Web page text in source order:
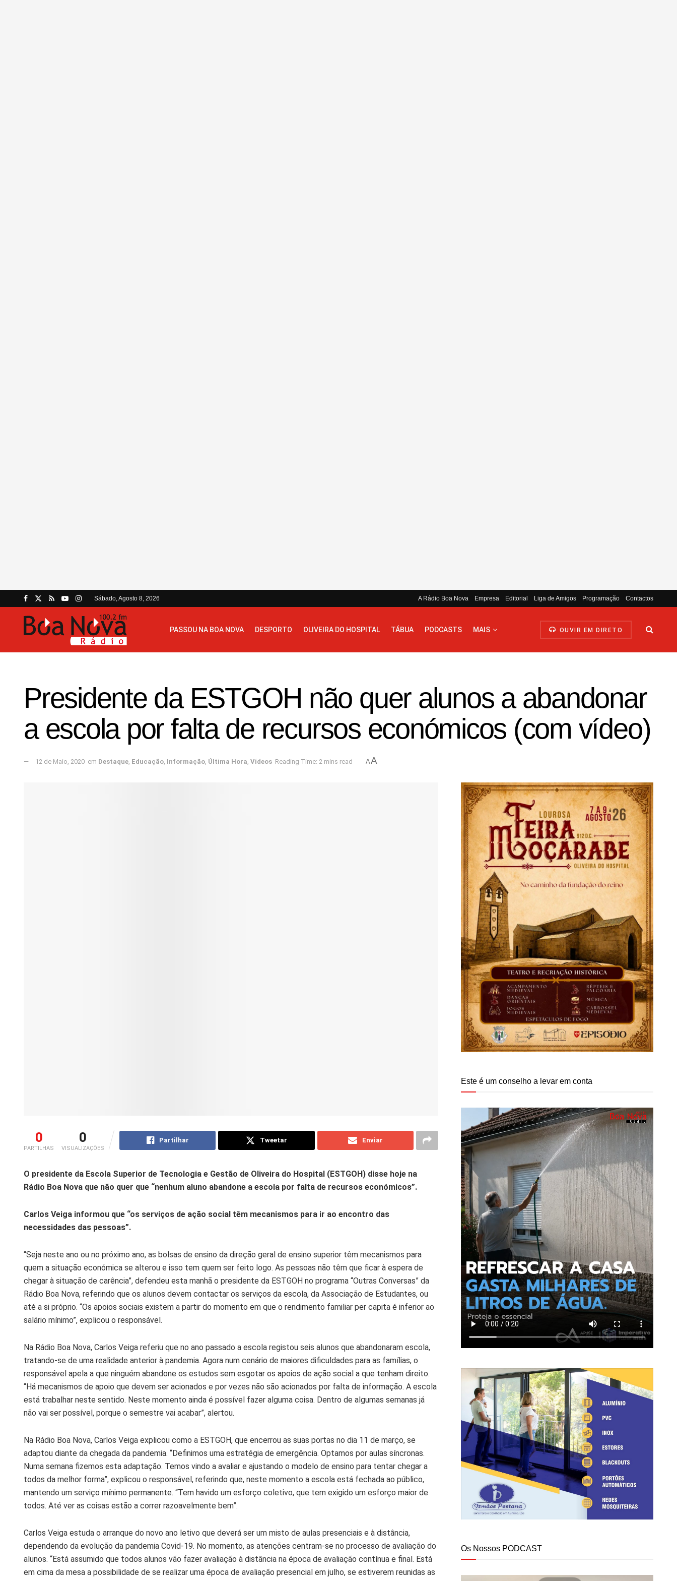
Sábado, Agosto 8, 2026 A Rádio Boa Nova Empresa Editorial Liga de Amigos Programação Contactos
PASSOU NA BOA NOVA DESPORTO OLIVEIRA DO HOSPITAL TÁBUA PODCASTS MAIS OUVIR EM DIRETO
Presidente da ESTGOH não quer alunos a abandonar
a escola por falta de recursos económicos (com vídeo)
12 de Maio, 2020 em Destaque, Educação, Informação, Última Hora, Vídeos Reading Time: 2 mins read AA
0
PARTILHAS
0
VISUALIZAÇÕES
Partilhar Tweetar Enviar
O presidente da Escola Superior de Tecnologia e Gestão de Oliveira do Hospital (ESTGOH) disse hoje na
Rádio Boa Nova que não quer que “nenhum aluno abandone a escola por falta de recursos económicos”.
Carlos Veiga informou que “os serviços de ação social têm mecanismos para ir ao encontro das
necessidades das pessoas”.
“Seja neste ano ou no próximo ano, as bolsas de ensino da direção geral de ensino superior têm mecanismos para
quem a situação económica se alterou e isso tem quem ser feito logo. As pessoas não têm que ficar à espera de
chegar à situação de carência”, defendeu esta manhã o presidente da ESTGOH no programa “Outras Conversas” da
Rádio Boa Nova, referindo que os alunos devem contactar os serviços da escola, da Associação de Estudantes, ou
até a si próprio. “Os apoios sociais existem a partir do momento em que o rendimento familiar per capita é inferior ao
salário mínimo”, explicou o responsável.
Na Rádio Boa Nova, Carlos Veiga referiu que no ano passado a escola registou seis alunos que abandonaram escola,
tratando-se de uma realidade anterior à pandemia. Agora num cenário de maiores dificuldades para as famílias, o
responsável apela a que ninguém abandone os estudos sem esgotar os apoios de ação social a que tenham direito.
“Há mecanismos de apoio que devem ser acionados e por vezes não são acionados por falta de informação. A escola
está trabalhar neste sentido. Neste momento ainda é possível fazer alguma coisa. Dentro de algumas semanas já
não vai ser possível, porque o semestre vai acabar”, alertou.
Na Rádio Boa Nova, Carlos Veiga explicou como a ESTGOH, que encerrou as suas portas no dia 11 de março, se
adaptou diante da chegada da pandemia. “Definimos uma estratégia de emergência. Optamos por aulas síncronas.
Numa semana fizemos esta adaptação. Temos vindo a avaliar e ajustando o modelo de ensino para tentar chegar a
todos da melhor forma”, explicou o responsável, referindo que, neste momento a escola está fechada ao público,
mantendo um serviço mínimo permanente. “Tem havido um esforço coletivo, que tem exigido um esforço maior de
todos. Até ver as coisas estão a correr razoavelmente bem”.
Carlos Veiga estuda o arranque do novo ano letivo que deverá ser um misto de aulas presenciais e à distância,
dependendo da evolução da pandemia Covid-19. No momento, as atenções centram-se no processo de avaliação do
alunos. “Está assumido que todos alunos vão fazer avaliação à distância na época de avaliação contínua e final. Está
em cima da mesa a possibilidade de se realizar uma época de avaliação presencial em julho, se estiverem reunidas as
Este é um conselho a levar em conta
Os Nossos PODCAST